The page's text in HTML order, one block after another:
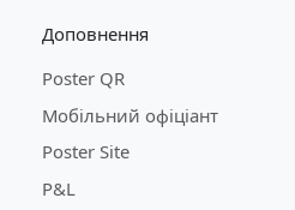
Доповнення
Poster QR
Мобільний офіціант
Poster Site
P&L